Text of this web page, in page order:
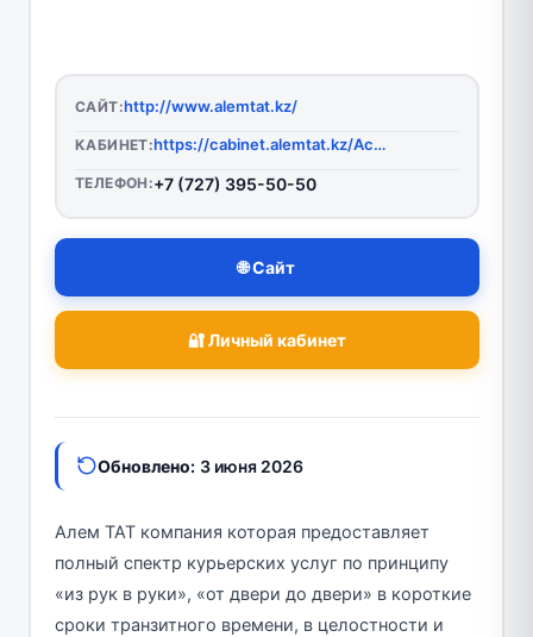
САЙТ:http://www.alemtat.kz/
КАБИНЕТ: https://cabinet.alemtat.kz/Account/Login
ТЕЛЕФОН:+7 (727) 395-50-50
🌐 Сайт
🔐 Личный кабинет
Обновлено: 3 июня 2026
Алем ТАТ компания которая предоставляет
полный спектр курьерских услуг по принципу
«из рук в руки», «от двери до двери» в короткие
сроки транзитного времени, в целостности и